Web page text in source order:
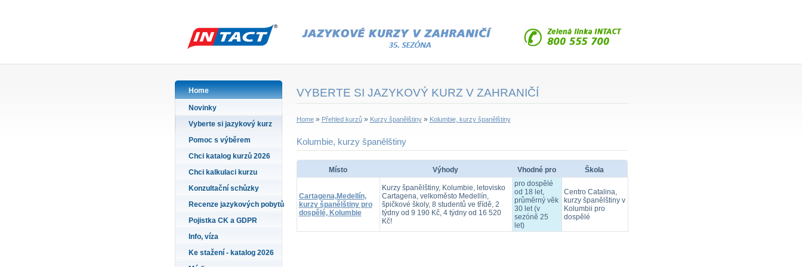
Home
Novinky
Vyberte si jazykový kurz
Pomoc s výběrem
Chci katalog kurzů 2026
Chci kalkulaci kurzu
Konzultační schůzky
Recenze jazykových pobytů
Pojistka CK a GDPR
Info, víza
Ke stažení - katalog 2026
VYBERTE SI JAZYKOVÝ KURZ V ZAHRANIČÍ
Home» Přehled kurzů» Kurzy španělštiny» Kolumbie, kurzy španělštiny
Kolumbie, kurzy španělštiny
Místo Výhody Vhodné pro Škola
Cartagena,Medellín,
kurzy španělštiny pro
dospělé, Kolumbie
Kurzy španělštiny, Kolumbie, letovisko
Cartagena, velkoměsto Medellín,
špičkové školy, 8 studentů ve třídě, 2
týdny od 9 190 Kč, 4 týdny od 16 520
Kč!
pro dospělé
od 18 let,
průměrný věk
30 let (v
sezóně 25
let)
Centro Catalina,
kurzy španělštiny v
Kolumbii pro
dospělé